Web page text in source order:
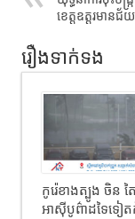
ខេត្តឧត្ដរមានជ័យ
រឿងទាក់ទង
កូរ៉េខាងត្បូង ចិន
អាស៊ីបូព៌ាដទៃទ